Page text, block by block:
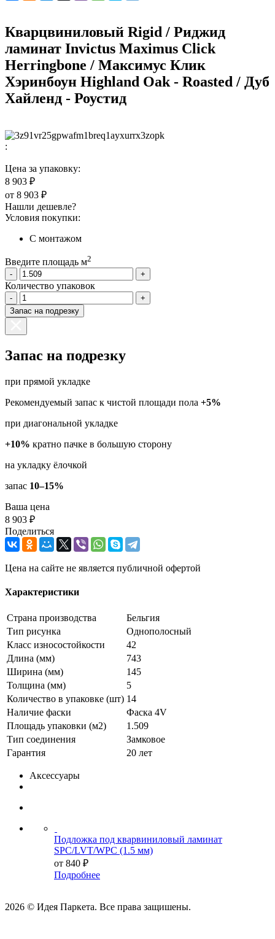
Кварцвиниловый Rigid / Риджид
ламинат Invictus Maximus Click
Herringbone / Максимус Клик
Хэринбоун Highland Oak - Roasted / Дуб
Хайленд - Роустид
:
Цена за упаковку:
8 903 ₽
от 8 903 ₽
Нашли дешевле?
Условия покупки:
С монтажом
Введите площадь м2
-
+
Количество упаковок
-
+
Запас на подрезку
Запас на подрезку
при прямой укладке
Рекомендуемый запас к чистой площади пола +5%
при диагональной укладке
+10% кратно пачке в большую сторону
на укладку ёлочкой
запас 10–15%
Ваша цена
8 903 ₽
Поделиться
Цена на сайте не является публичной офертой
Характеристики
Страна производства
Бельгия
Тип рисунка
Однополосный
Класс износостойкости
42
Длина (мм)
743
Ширина (мм)
145
Толщина (мм)
5
Количество в упаковке (шт) 14
Наличие фаски
Фаска 4V
Площадь упаковки (м2)
1.509
Тип соединения
Замковое
Гарантия
20 лет
Аксессуары
Подложка под кварвиниловый ламинат
SPC/LVT/WPC (1.5 мм)
от 840 ₽
Подробнее
2026 © Идея Паркета. Все права защишены.